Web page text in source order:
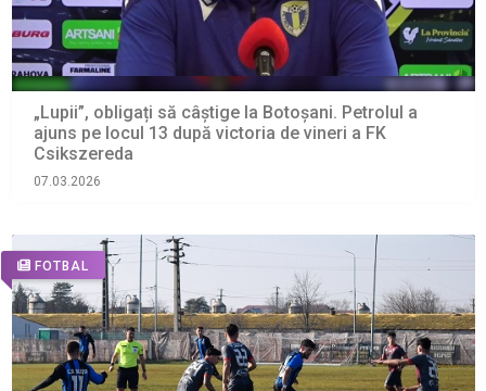
„Lupii”, obligați să câștige la Botoșani. Petrolul a
ajuns pe locul 13 după victoria de vineri a FK
Csikszereda
07.03.2026
FOTBAL